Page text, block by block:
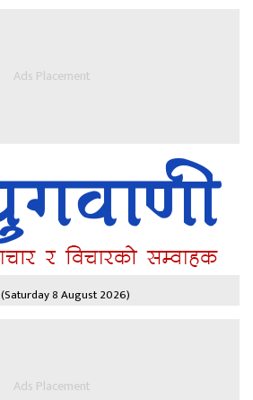
Ads Placement
(Saturday 8 August 2026)
Ads Placement